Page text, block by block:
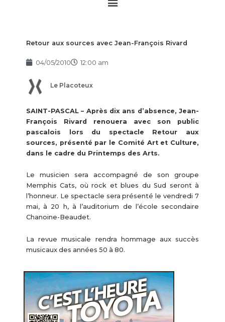
Retour aux sources avec Jean-François Rivard
04/05/2010 12:00 am
Le Placoteux
SAINT-PASCAL – Après dix ans d’absence, Jean-
François Rivard renouera avec son public
pascalois lors du spectacle Retour aux
sources, présenté par le Comité Art et Culture,
dans le cadre du Printemps des Arts.
Le musicien sera accompagné de son groupe
Memphis Cats, où rock et blues du Sud seront à
l’honneur. Le spectacle sera présenté le vendredi 7
mai, à 20 h, à l’auditorium de l’école secondaire
Chanoine-Beaudet.
La revue musicale rendra hommage aux succès
musicaux des années 50 à 80.